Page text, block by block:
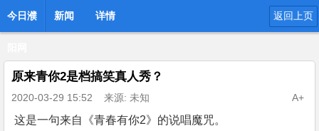
今日濮 新闻 详情 返回上页
原来青你2是档搞笑真人秀？
2020-03-29 15:52 来源: 未知 A+
这是一句来自《青春有你2》的说唱魔咒。